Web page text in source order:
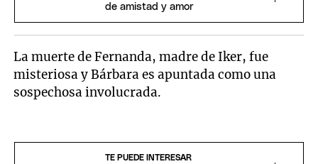
de amistad y amor
La muerte de Fernanda, madre de Iker, fue
misteriosa y Bárbara es apuntada como una
sospechosa involucrada.
TE PUEDE INTERESAR